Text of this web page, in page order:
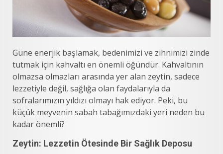
Güne enerjik başlamak, bedenimizi ve zihnimizi zinde
tutmak için kahvaltı en önemli öğündür. Kahvaltının
olmazsa olmazları arasında yer alan zeytin, sadece
lezzetiyle değil, sağlığa olan faydalarıyla da
sofralarımızın yıldızı olmayı hak ediyor. Peki, bu
küçük meyvenin sabah tabağımızdaki yeri neden bu
kadar önemli?
Zeytin: Lezzetin Ötesinde Bir Sağlık Deposu